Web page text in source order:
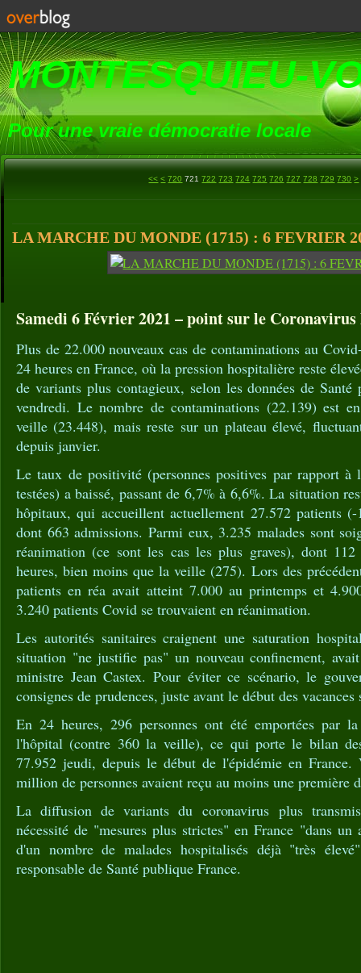
MONTESQUIEU-
Pour une vraie démocratie locale
<< < 700
710
720 721 722 723 724 725 726 727 728 729 730 >
LA MARCHE DU MONDE (1715) : 6 FEVRIER
Samedi 6 Février 2021 – point sur le
Plus de 22.000 nouveaux cas de contaminations au
24 heures en France, où la pression hospitalière reste
de variants plus contagieux, selon les données de Santé
vendredi. Le nombre de contaminations (22.139) est
veille (23.448), mais reste sur un plateau élevé,
depuis janvier.
Le taux de positivité (personnes positives par rapport à
testées) a baissé, passant de 6,7% à 6,6%. La situation
hôpitaux, qui accueillent actuellement 27.572 patients
dont 663 admissions. Parmi eux, 3.235 malades sont
réanimation (ce sont les cas les plus graves), dont
heures, bien moins que la veille (275). Lors des
patients en réa avait atteint 7.000 au printemps et
3.240 patients Covid se trouvaient en réanimation.
Les autorités sanitaires craignent une saturation
situation "ne justifie pas" un nouveau confinement,
ministre Jean Castex. Pour éviter ce scénario, le
consignes de prudences, juste avant le début des
En 24 heures, 296 personnes ont été emportées par
l'hôpital (contre 360 la veille), ce qui porte le bilan
77.952 jeudi, depuis le début de l'épidémie en France.
million de personnes avaient reçu au moins une première
La diffusion de variants du coronavirus plus
nécessité de "mesures plus strictes" en France "dans un
d'un nombre de malades hospitalisés déjà "très
responsable de Santé publique France.